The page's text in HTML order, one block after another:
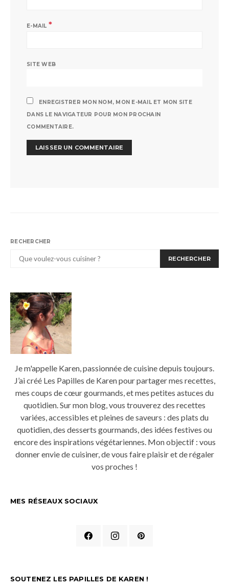
E-MAIL *
SITE WEB
ENREGISTRER MON NOM, MON E-MAIL ET MON SITE
DANS LE NAVIGATEUR POUR MON PROCHAIN
COMMENTAIRE.
RECHERCHER
RECHERCHER
Je m'appelle Karen, passionnée de cuisine depuis toujours.
J’ai créé Les Papilles de Karen pour partager mes recettes,
mes coups de cœur gourmands, et mes petites astuces du
quotidien. Sur mon blog, vous trouverez des recettes
variées, accessibles et pleines de saveurs : des plats du
quotidien, des desserts gourmands, des idées festives ou
encore des inspirations végétariennes. Mon objectif : vous
donner envie de cuisiner, de vous faire plaisir et de régaler
vos proches !
MES RÉSEAUX SOCIAUX
SOUTENEZ LES PAPILLES DE KAREN !